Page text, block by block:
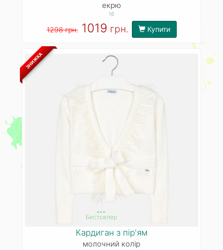
екрю
16
1298 грн. 1019 грн. Купити
ЗНИЖКА
***
Бестселер
Кардиган з пір'ям
молочний колір